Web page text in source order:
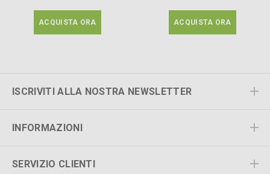
ACQUISTA ORA ACQUISTA ORA
ISCRIVITI ALLA NOSTRA NEWSLETTER
INFORMAZIONI
SERVIZIO CLIENTI